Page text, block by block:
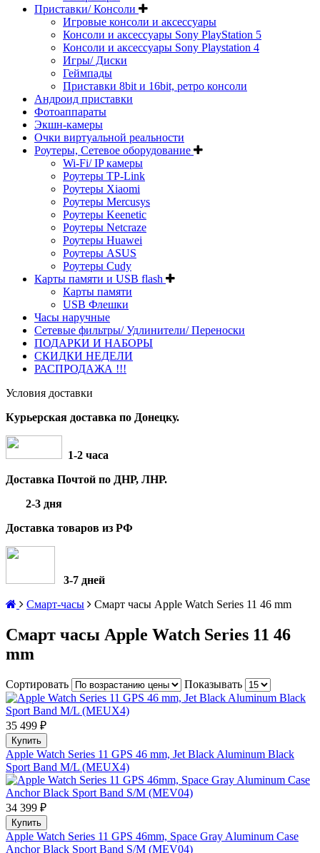
Приставки/ Консоли
Игровые консоли и аксессуары
Консоли и аксессуары Sony PlayStation 5
Консоли и аксессуары Sony Playstation 4
Игры/ Диски
Геймпады
Приставки 8bit и 16bit, ретро консоли
Андроид приставки
Фотоаппараты
Экшн-камеры
Очки виртуальной реальности
Роутеры, Сетевое оборудование
Wi-Fi/ IP камеры
Роутеры TP-Link
Роутеры Xiaomi
Роутеры Mercusys
Роутеры Keenetic
Роутеры Netcraze
Роутеры Huawei
Роутеры ASUS
Роутеры Cudy
Карты памяти и USB flash
Карты памяти
USB Флешки
Часы наручные
Сетевые фильтры/ Удлинители/ Переноски
ПОДАРКИ И НАБОРЫ
СКИДКИ НЕДЕЛИ
РАСПРОДАЖА !!!
Условия доставки
Курьерская доставка по Донецку.
1-2 часа
Доставка Почтой по ДНР, ЛНР.
2-3 дня
Доставка товаров из РФ
3-7 дней
Смарт-часы
Смарт часы Apple Watch Series 11 46 mm
Смарт часы Apple Watch Series 11 46
mm
Сортировать Показывать
35 499 ₽
Купить
Apple Watch Series 11 GPS 46 mm, Jet Black Aluminum Black
Sport Band M/L (MEUX4)
34 399 ₽
Купить
Apple Watch Series 11 GPS 46mm, Space Gray Aluminum Case
Anchor Black Sport Band S/M (MEV04)